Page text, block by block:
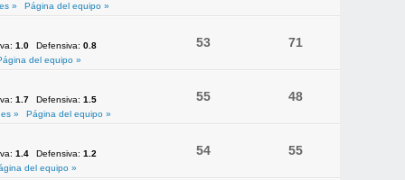
»
Página del equipo »
1.0 Defensiva: 0.8
del equipo »
53 71
1.7 Defensiva: 1.5
»
Página del equipo »
55 48
1.4 Defensiva: 1.2
del equipo »
54 55